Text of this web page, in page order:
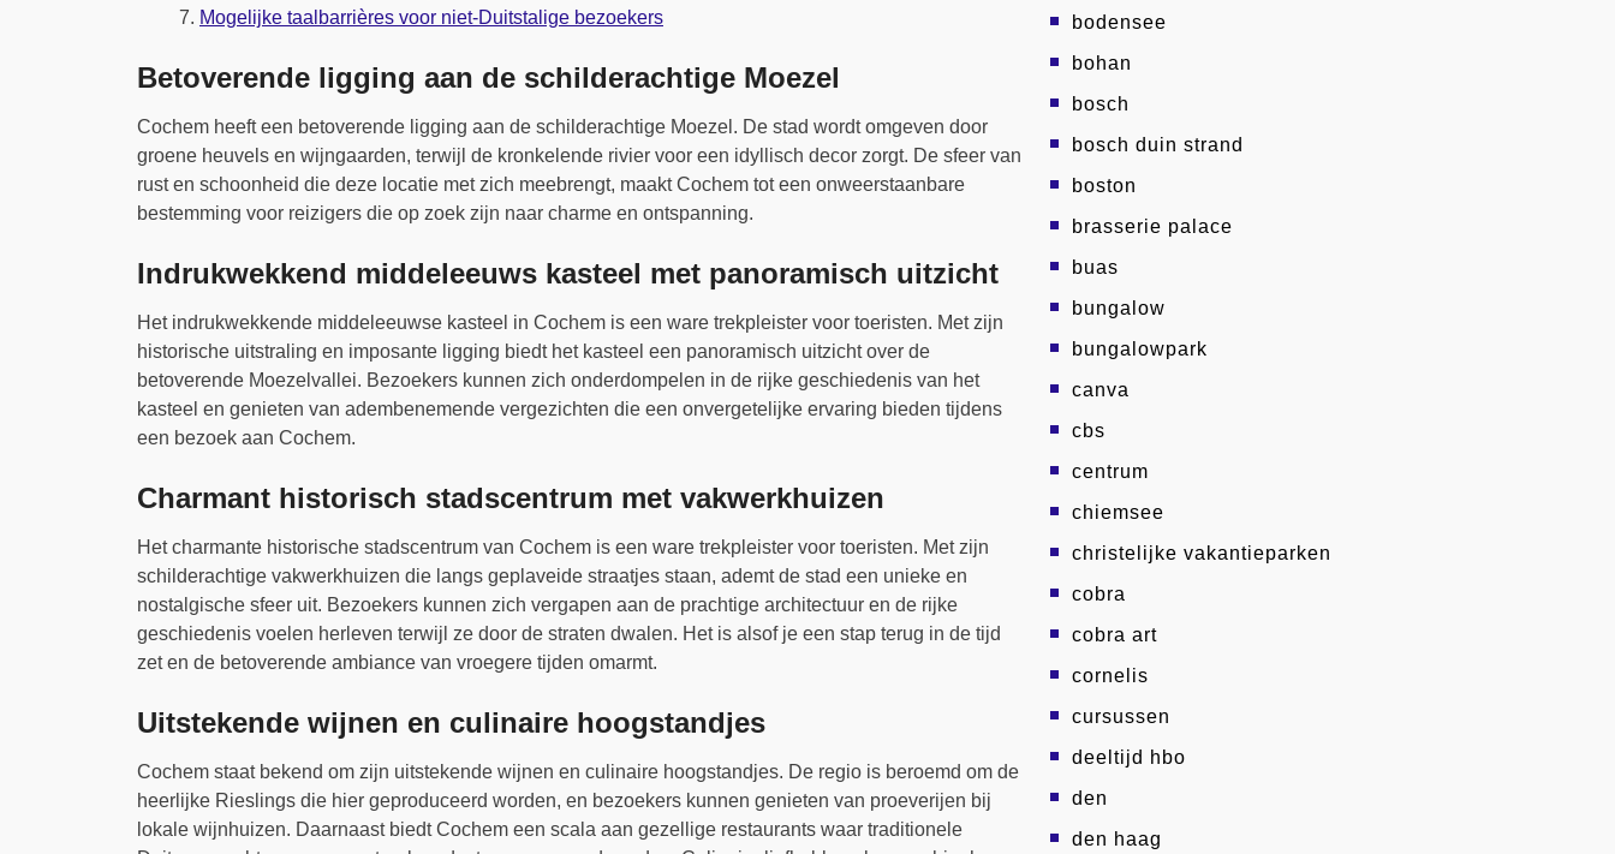
Mogelijke taalbarrières voor niet-Duitstalige bezoekers
Betoverende ligging aan de schilderachtige Moezel
Cochem heeft een betoverende ligging aan de schilderachtige Moezel. De stad wordt omgeven door
groene heuvels en wijngaarden, terwijl de kronkelende rivier voor een idyllisch decor zorgt. De sfeer van
rust en schoonheid die deze locatie met zich meebrengt, maakt Cochem tot een onweerstaanbare
bestemming voor reizigers die op zoek zijn naar charme en ontspanning.
Indrukwekkend middeleeuws kasteel met panoramisch uitzicht
Het indrukwekkende middeleeuwse kasteel in Cochem is een ware trekpleister voor toeristen. Met zijn
historische uitstraling en imposante ligging biedt het kasteel een panoramisch uitzicht over de
betoverende Moezelvallei. Bezoekers kunnen zich onderdompelen in de rijke geschiedenis van het
kasteel en genieten van adembenemende vergezichten die een onvergetelijke ervaring bieden tijdens
een bezoek aan Cochem.
Charmant historisch stadscentrum met vakwerkhuizen
Het charmante historische stadscentrum van Cochem is een ware trekpleister voor toeristen. Met zijn
schilderachtige vakwerkhuizen die langs geplaveide straatjes staan, ademt de stad een unieke en
nostalgische sfeer uit. Bezoekers kunnen zich vergapen aan de prachtige architectuur en de rijke
geschiedenis voelen herleven terwijl ze door de straten dwalen. Het is alsof je een stap terug in de tijd
zet en de betoverende ambiance van vroegere tijden omarmt.
Uitstekende wijnen en culinaire hoogstandjes
Cochem staat bekend om zijn uitstekende wijnen en culinaire hoogstandjes. De regio is beroemd om de
heerlijke Rieslings die hier geproduceerd worden, en bezoekers kunnen genieten van proeverijen bij
lokale wijnhuizen. Daarnaast biedt Cochem een scala aan gezellige restaurants waar traditionele
bodensee
bohan
bosch
bosch duin strand
boston
brasserie palace
buas
bungalow
bungalowpark
canva
cbs
centrum
chiemsee
christelijke vakantieparken
cobra
cobra art
cornelis
cursussen
deeltijd hbo
den
den haag